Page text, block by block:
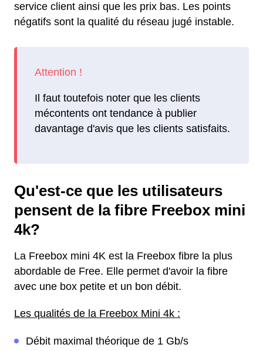
service client ainsi que les prix bas. Les points
négatifs sont la qualité du réseau jugé instable.
Il faut toutefois noter que les clients
mécontents ont tendance à publier
davantage d'avis que les clients satisfaits.
Qu'est-ce que les utilisateurs
pensent de la fibre Freebox mini
4k?
La Freebox mini 4K est la Freebox fibre la plus
abordable de Free. Elle permet d'avoir la fibre
avec une box petite et un bon débit.
Les qualités de la Freebox Mini 4k :
Débit maximal théorique de 1 Gb/s